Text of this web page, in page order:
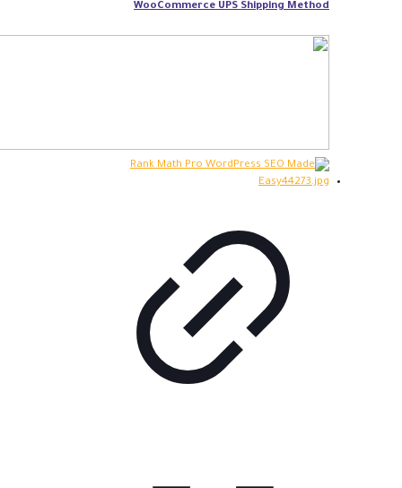
WooCommerce UPS Shipping Method